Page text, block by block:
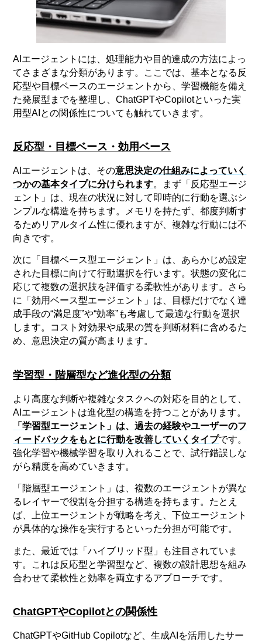
AIエージェントには、処理能力や目的達成の方法によっ
てさまざまな分類があります。ここでは、基本となる反
応型や目標ベースのエージェントから、学習機能を備え
た発展型までを整理し、ChatGPTやCopilotといった実
用型AIとの関係性についても触れていきます。
反応型・目標ベース・効用ベース
AIエージェントは、その意思決定の仕組みによっていく
つかの基本タイプに分けられます。まず「反応型エージ
ェント」は、現在の状況に対して即時的に行動を選ぶシ
ンプルな構造を持ちます。メモリを持たず、都度判断す
るためリアルタイム性に優れますが、複雑な行動には不
向きです。
次に「目標ベース型エージェント」は、あらかじめ設定
された目標に向けて行動選択を行います。状態の変化に
応じて複数の選択肢を評価する柔軟性があります。さら
に「効用ベース型エージェント」は、目標だけでなく達
成手段の“満足度”や“効率”も考慮して最適な行動を選択
します。コスト対効果や成果の質を判断材料に含めるた
め、意思決定の質が高まります。
学習型・階層型など進化型の分類
より高度な判断や複雑なタスクへの対応を目的として、
AIエージェントは進化型の構造を持つことがあります。
「学習型エージェント」は、過去の経験やユーザーのフ
ィードバックをもとに行動を改善していくタイプです。
強化学習や機械学習を取り入れることで、試行錯誤しな
がら精度を高めていきます。
「階層型エージェント」は、複数のエージェントが異な
るレイヤーで役割を分担する構造を持ちます。たとえ
ば、上位エージェントが戦略を考え、下位エージェント
が具体的な操作を実行するといった分担が可能です。
また、最近では「ハイブリッド型」も注目されていま
す。これは反応型と学習型など、複数の設計思想を組み
合わせて柔軟性と効率を両立するアプローチです。
ChatGPTやCopilotとの関係性
ChatGPTやGitHub Copilotなど、生成AIを活用したサー